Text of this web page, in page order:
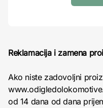
Reklamacija i zamena
Ako niste zadovoljni
od 14 dana od dana